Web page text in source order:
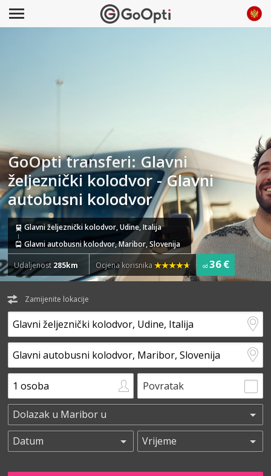
GoOpti transferi: Glavni
željeznički kolodvor - Glavni
autobusni kolodvor
Glavni željeznički kolodvor, Udine, Italija
Glavni autobusni kolodvor, Maribor, Slovenija
Udaljenost 285km Ocjena korisnika od 36 €
Zamijenite lokacije
Povratak